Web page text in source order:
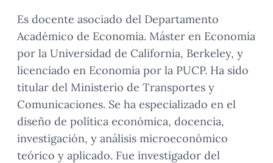
Es docente asociado del Departamento
Académico de Economía. Máster en Economía
por la Universidad de California, Berkeley, y
licenciado en Economía por la PUCP. Ha sido
titular del Ministerio de Transportes y
Comunicaciones. Se ha especializado en el
diseño de política económica, docencia,
investigación, y análisis microeconómico
teórico y aplicado. Fue investigador del